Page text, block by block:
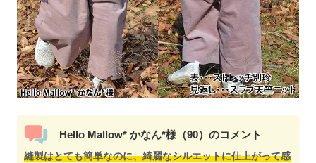
Hello Mallow* かなん*様（90）のコメント
縫製はとても簡単なのに、綺麗なシルエットに仕上がって感